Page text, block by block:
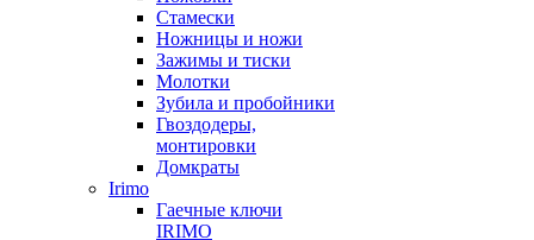
Стамески
Ножницы и ножи
Зажимы и тиски
Молотки
Зубила и пробойники
Гвоздодеры,
монтировки
Домкраты
Irimo
Гаечные ключи
IRIMO